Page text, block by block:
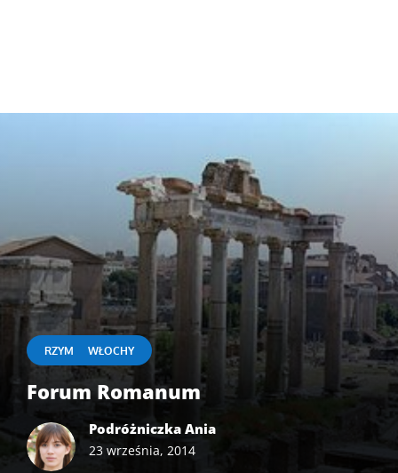
RZYM WŁOCHY
Forum Romanum
Podróżniczka Ania
23 września, 2014